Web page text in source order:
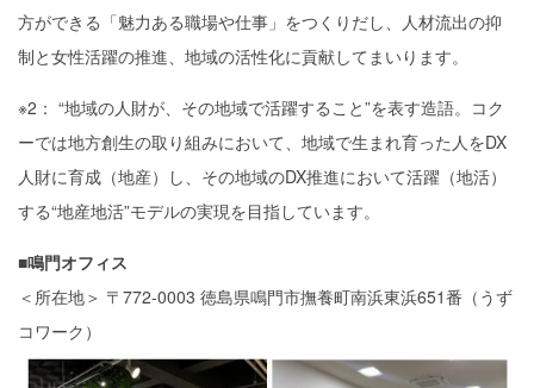
方ができる「魅力ある職場や仕事」をつくりだし、人材流出の抑
制と女性活躍の推進、地域の活性化に貢献してまいります。
※2： “地域の人財が、その地域で活躍すること”を表す造語。コク
ーでは地方創生の取り組みにおいて、地域で生まれ育った人をDX
人財に育成（地産）し、その地域のDX推進において活躍（地活）
する“地産地活”モデルの実現を目指しています。
■鳴門オフィス
＜所在地＞ 〒772-0003 徳島県鳴門市撫養町南浜東浜651番（うず
コワーク）